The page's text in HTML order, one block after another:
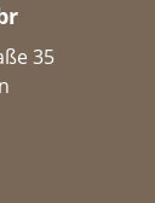
35